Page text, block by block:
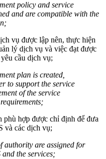
policy and service
and are compatible with the
vụ được lập nên, thực hiện
lý dịch vụ và việc đạt được
cầu dịch vụ;
plan is created,
to support the service
of the service
phù hợp được chỉ định để đưa
và các dịch vụ;
authority are assigned for
the services;